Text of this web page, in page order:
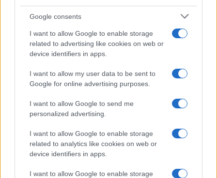
Google consents
I want to allow Google to enable storage
related to advertising like cookies on web or
device identifiers in apps.
I want to allow my user data to be sent to
Google for online advertising purposes.
I want to allow Google to send me
personalized advertising.
I want to allow Google to enable storage
related to analytics like cookies on web or
device identifiers in apps.
I want to allow Google to enable storage
Tragedia en Santa Susanna: un bombero
Un bombero de la Generalitat pierde la vida…
CRÓNICA